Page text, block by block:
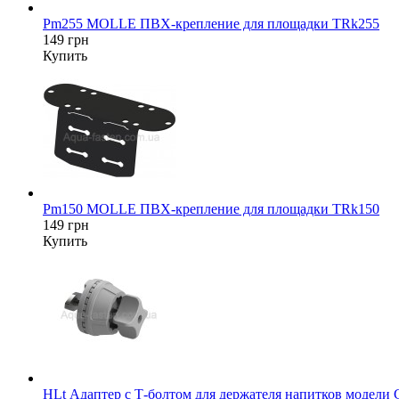
Pm255 MOLLE ПВХ-крепление для площадки TRk255
149 грн
Купить
Pm150 MOLLE ПВХ-крепление для площадки TRk150
149 грн
Купить
HLt Адаптер c Т-болтом для держателя напитков модели